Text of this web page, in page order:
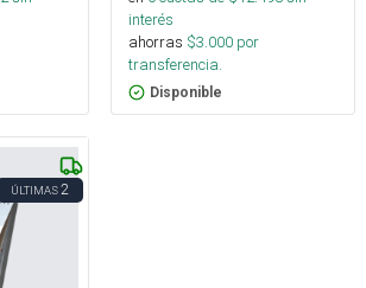
interés
ahorras $3.000 por
transferencia.
Disponible
ÚLTIMAS2